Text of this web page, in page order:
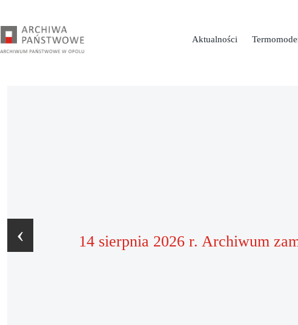
treści
Aktualności
14 sierpnia 2026 r. Archiwum
‹